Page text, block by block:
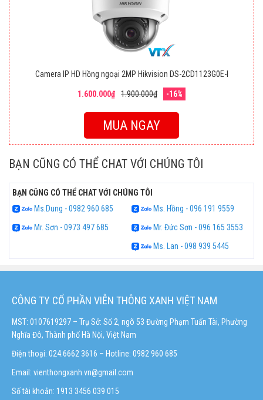
Camera IP HD Hồng ngoại 2MP Hikvision DS-2CD1123G0E-I
1.600.000₫ 1.900.000₫ -16%
MUA NGAY
BẠN CŨNG CÓ THỂ CHAT VỚI CHÚNG TÔI
BẠN CŨNG CÓ THỂ CHAT VỚI CHÚNG TÔI
Ms.Dung - 0982 960 685
Ms. Hồng - 096 191 9559
Mr. Sơn - 0973 497 685
Mr. Đức Sơn - 096 165 3553
Ms. Lan - 098 939 5445
CÔNG TY CỔ PHẦN VIỄN THÔNG XANH VIỆT NAM
MST: 0107619297 – Trụ Sở: Số 2, ngõ 53 Đường Phạm Tuấn Tài, Phường
Nghĩa Đô, Thành phố Hà Nội, Việt Nam
Điện thoại: 024.6662 3616 – Hotline: 0982 960 685
Email: vienthongxanh.vn@gmail.com
Số tài khoản: 1913 3456 039 015